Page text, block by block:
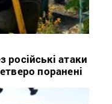
атаки
поранені